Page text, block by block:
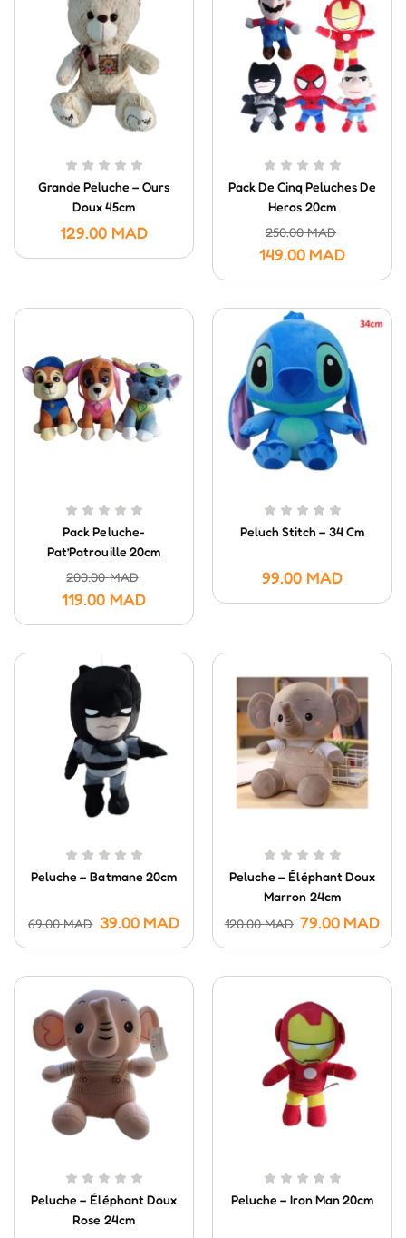
Grande Peluche – Ours
Doux 45cm
129.00 MAD
Pack De Cinq Peluches De
Heros 20cm
250.00MAD
149.00 MAD
Pack Peluche-
Pat’Patrouille 20cm
200.00MAD
119.00 MAD
Peluch Stitch – 34 Cm
99.00 MAD
Peluche – Batmane 20cm
69.00MAD 39.00 MAD
Peluche – Éléphant Doux
Marron 24cm
120.00MAD 79.00 MAD
Peluche – Éléphant Doux
Rose 24cm
Peluche – Iron Man 20cm